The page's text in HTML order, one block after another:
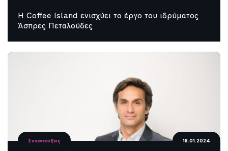
Η Coffee Island ενισχύει το έργο του ιδρύματος
Άσπρες Πεταλούδες
Συνεντεύξεις 18.01.2024